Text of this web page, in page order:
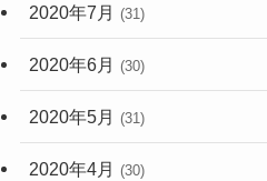
2020年7月 (31)
2020年6月 (30)
2020年5月 (31)
2020年4月 (30)